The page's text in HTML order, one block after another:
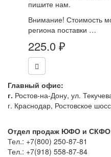
пишите нам.
Внимание! Стоимость
региона поставки …
225.0 ₽
Главный офис:
г. Ростов-на-Дону, ул.
г. Краснодар, Ростовское
Отдел продаж ЮФО и
Тел.: +7(800) 250-87-81
Тел.: +7(918) 558-87-84